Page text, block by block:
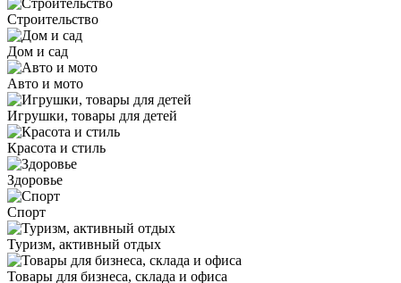
Строительство
Дом и сад
Авто и мото
Игрушки, товары для детей
Красота и стиль
Здоровье
Спорт
Туризм, активный отдых
Товары для бизнеса, склада и офиса